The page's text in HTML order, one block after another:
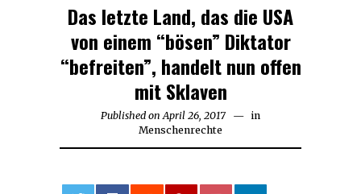
Das letzte Land, das die USA
von einem “bösen” Diktator
“befreiten”, handelt nun offen
mit Sklaven
Published on April 26, 2017
in
Menschenrechte